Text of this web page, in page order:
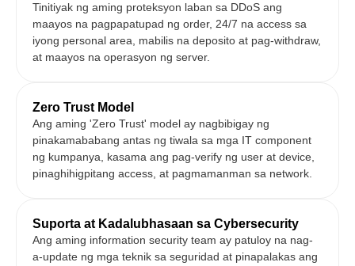
Tinitiyak ng aming proteksyon laban sa DDoS ang
maayos na pagpapatupad ng order, 24/7 na access sa
iyong personal area, mabilis na deposito at pag-withdraw,
at maayos na operasyon ng server.
Zero Trust Model
Ang aming 'Zero Trust' model ay nagbibigay ng
pinakamababang antas ng tiwala sa mga IT component
ng kumpanya, kasama ang pag-verify ng user at device,
pinaghihigpitang access, at pagmamanman sa network.
Suporta at Kadalubhasaan sa Cybersecurity
Ang aming information security team ay patuloy na nag-
a-update ng mga teknik sa seguridad at pinapalakas ang